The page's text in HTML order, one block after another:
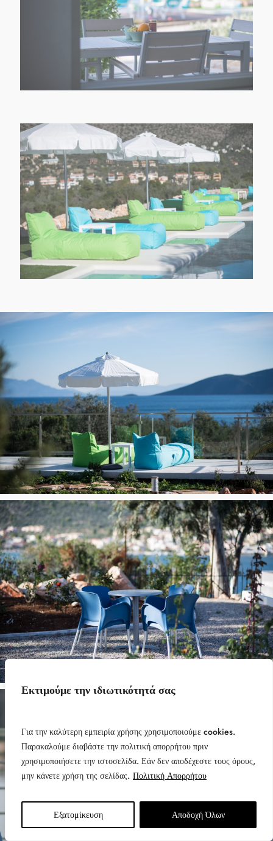
Εκτιμούμε την ιδιωτικότητά σας
Για την καλύτερη εμπειρία χρήσης χρησιμοποιούμε cookies.
Παρακαλούμε διαβάστε την πολιτική απορρήτου πριν
χρησιμοποιήσετε την ιστοσελίδα. Εάν δεν αποδέχεστε τους όρους,
μην κάνετε χρήση της σελίδας. Πολιτική Απορρήτου
Εξατομίκευση Αποδοχή Όλων